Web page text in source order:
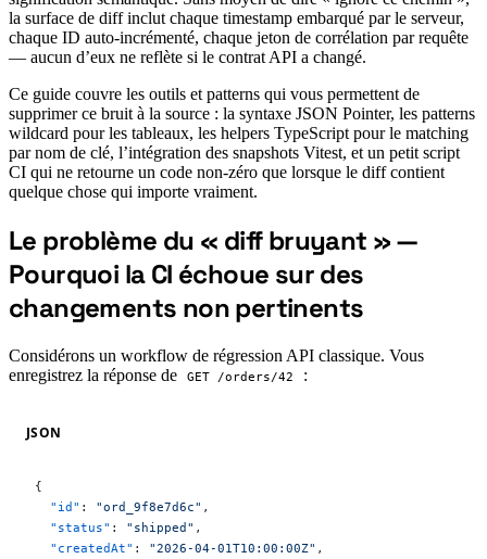
la surface de diff inclut chaque timestamp embarqué par le serveur,
chaque ID auto-incrémenté, chaque jeton de corrélation par requête
— aucun d’eux ne reflète si le contrat API a changé.
Ce guide couvre les outils et patterns qui vous permettent de
supprimer ce bruit à la source : la syntaxe JSON Pointer, les patterns
wildcard pour les tableaux, les helpers TypeScript pour le matching
par nom de clé, l’intégration des snapshots Vitest, et un petit script
CI qui ne retourne un code non-zéro que lorsque le diff contient
quelque chose qui importe vraiment.
#
Le problème du « diff bruyant » —
Pourquoi la CI échoue sur des
changements non pertinents
Considérons un workflow de régression API classique. Vous
enregistrez la réponse de
GET /orders/42 :
JSON
{
  "id"
: "ord_9f8e7d6c" ,
  "status"
: "shipped" ,
  "createdAt"
: "2026-04-01T10:00:00Z" ,